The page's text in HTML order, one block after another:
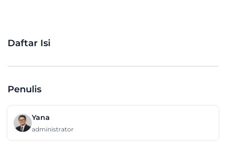
Daftar Isi
Penulis
Yana
administrator